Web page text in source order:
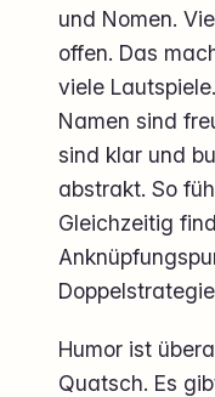
und Nomen.
offen. Das
viele
Namen sind
sind klar und
abstrakt. So
Gleichzeitig
Humor ist
Quatsch. Es